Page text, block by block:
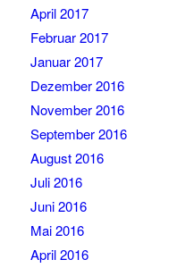
April 2017
Februar 2017
Januar 2017
Dezember 2016
November 2016
September 2016
August 2016
Juli 2016
Juni 2016
Mai 2016
April 2016